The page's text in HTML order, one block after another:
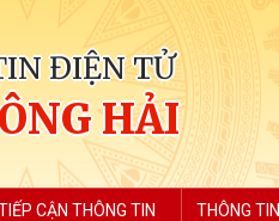
ĐIỆN TỬ
HẢI
CẬN THÔNG TIN THÔNG